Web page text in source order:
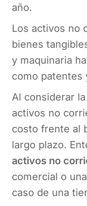
año.
Los activos no
bienes
y maquinaria
como patentes
Al considerar
activos no
costo frente al
largo plazo.
activos no
comercial o
caso de una